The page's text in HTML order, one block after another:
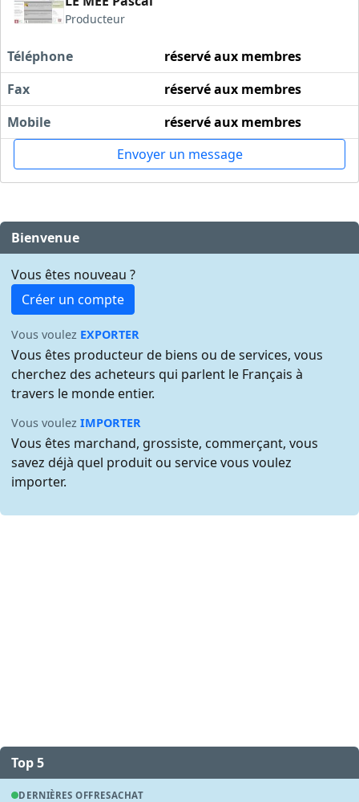
Producteur
Téléphone
réservé aux membres
Fax
réservé aux membres
Mobile
réservé aux membres
Envoyer un message
Bienvenue
Vous êtes nouveau ?
Créer un compte
Vous voulez EXPORTER
Vous êtes producteur de biens ou de services, vous
cherchez des acheteurs qui parlent le Français à
travers le monde entier.
Vous voulezIMPORTER
Vous êtes marchand, grossiste, commerçant, vous
savez déjà quel produit ou service vous voulez
importer.
Top 5
DERNIÈRES OFFRESACHAT